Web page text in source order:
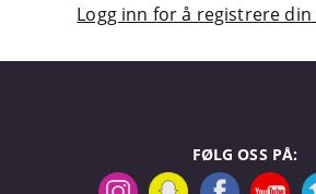
Logg inn for å registrere
FØLG OSS PÅ: